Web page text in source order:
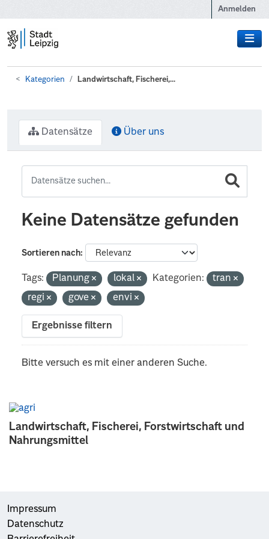
Anmelden
Kategorien Landwirtschaft, Fischerei,...
Landwirtschaft, Fischerei, Forstwirtschaft und
Nahrungsmittel
Datensätze Über uns
Keine Datensätze gefunden
Sortieren nach
Tags: Planung lokal Kategorien:
tran
regi
gove envi
Ergebnisse filtern
Bitte versuch es mit einer anderen Suche.
Impressum
Datenschutz